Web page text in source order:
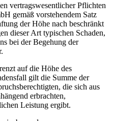
vertragswesentlicher Pflichten
gemäß vorstehendem Satz
der Höhe nach beschränkt
dieser Art typischen Schaden,
bei der Begehung der
auf die Höhe des
gilt die Summe der
die sich aus
erbrachten,
Leistung ergibt.